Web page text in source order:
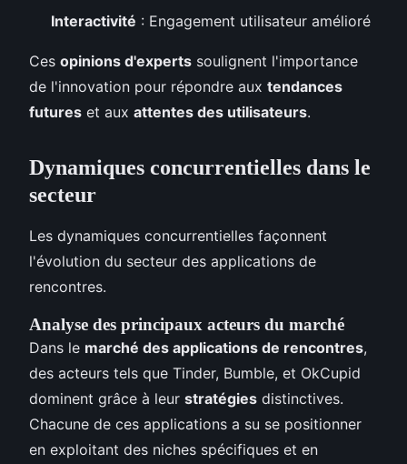
Interactivité : Engagement utilisateur amélioré
Ces opinions d'experts soulignent l'importance
de l'innovation pour répondre aux tendances
futures et aux attentes des utilisateurs.
Dynamiques concurrentielles dans le
secteur
Les dynamiques concurrentielles façonnent
l'évolution du secteur des applications de
rencontres.
Analyse des principaux acteurs du marché
Dans le marché des applications de rencontres,
des acteurs tels que Tinder, Bumble, et OkCupid
dominent grâce à leur stratégies distinctives.
Chacune de ces applications a su se positionner
en exploitant des niches spécifiques et en